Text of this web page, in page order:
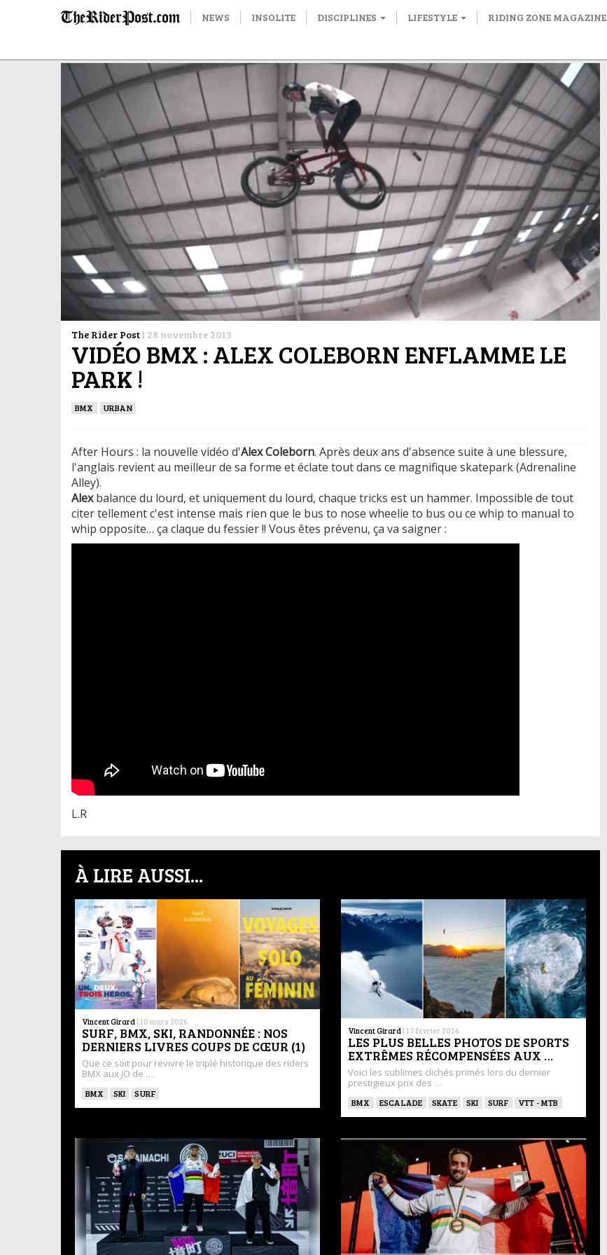
NEWS INSOLITE DISCIPLINES LIFESTYLE RIDING ZONE MAGAZINE
The Rider Post | 28 novembre 2013
VIDÉO BMX : ALEX COLEBORN ENFLAMME LE
PARK !
BMX URBAN
After Hours : la nouvelle vidéo d'Alex Coleborn. Après deux ans d'absence suite à une blessure,
l'anglais revient au meilleur de sa forme et éclate tout dans ce magnifique skatepark (Adrenaline
Alley).
Alexbalance du lourd, et uniquement du lourd, chaque tricks est un hammer. Impossible de tout
citer tellement c'est intense mais rien que le bus to nose wheelie to bus ou ce whip to manual to
whip opposite… ça claque du fessier !! Vous êtes prévenu, ça va saigner :
L.R
À LIRE AUSSI...
Vincent Girard | 10 mars 2026
SURF, BMX, SKI, RANDONNÉE : NOS
DERNIERS LIVRES COUPS DE CŒUR (1)
Que ce soit pour revivre le triplé historique des riders
BMX aux JO de …
BMX SKI SURF
Vincent Girard | 17 février 2026
LES PLUS BELLES PHOTOS DE SPORTS
EXTRÊMES RÉCOMPENSÉES AUX …
Voici les sublimes clichés primés lors du dernier
prestigieux prix des …
BMX ESCALADE SKATE SKI SURF VTT - MTB